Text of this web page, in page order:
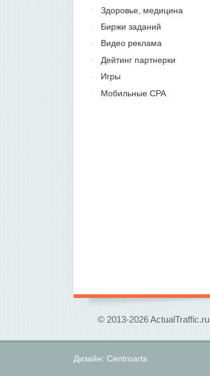
Здоровье, медицина
Биржи заданий
Видео реклама
Дейтинг партнерки
Игры
Мобильные CPA
© 2013-2026 ActualTraffic.ru
Дизайн: Centroarts